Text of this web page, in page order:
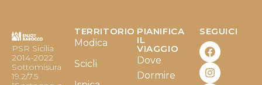
PSR Sicilia
2014-2022
Sottomisura
19.2/7.5
TERRITORIO
Modica
Scicli
PIANIFICA
IL
VIAGGIO
Dove
Dormire
SEGUICI
F
a
c
e
b
I
n
s
t
a
Y
o
u
t
u